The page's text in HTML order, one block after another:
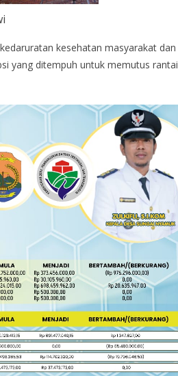
kesehatan masyarakat dan
yang ditempuh untuk memutus rantai